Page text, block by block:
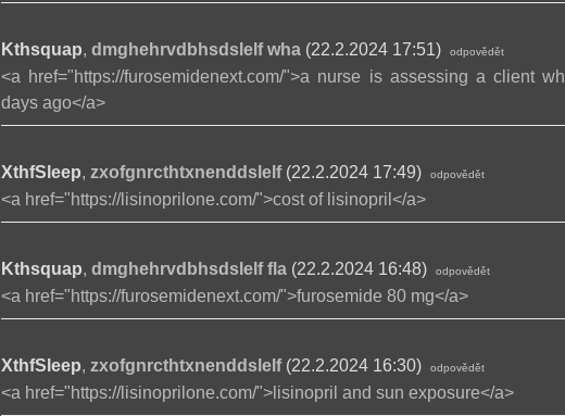
Kthsquap, dmghehrvdbhsdslelf wha (22.2.2024 17:51) odpovědět
<a href="https://furosemidenext.com/">a nurse is assessing a client
days ago</a>
XthfSleep, zxofgnrcthtxnenddslelf (22.2.2024 17:49) odpovědět
<a href="https://lisinoprilone.com/">cost of lisinopril</a>
Kthsquap, dmghehrvdbhsdslelf fla (22.2.2024 16:48) odpovědět
<a href="https://furosemidenext.com/">furosemide 80 mg</a>
XthfSleep, zxofgnrcthtxnenddslelf (22.2.2024 16:30) odpovědět
<a href="https://lisinoprilone.com/">lisinopril and sun exposure</a>